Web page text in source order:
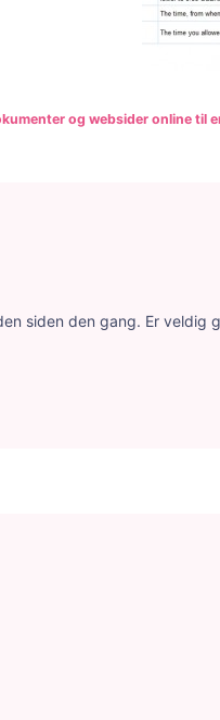
og websider online til
siden den gang. Er veldig